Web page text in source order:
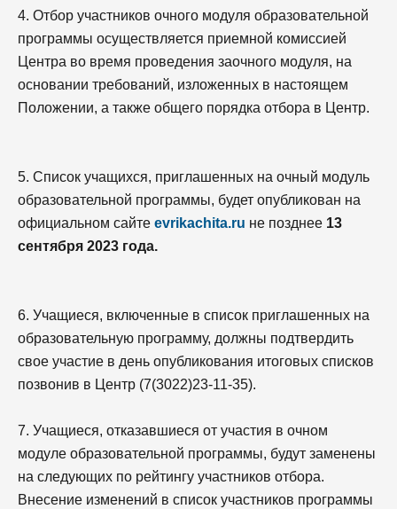
4. Отбор участников очного модуля образовательной
программы осуществляется приемной комиссией
Центра во время проведения заочного модуля, на
основании требований, изложенных в настоящем
Положении, а также общего порядка отбора в Центр.
5. Список учащихся, приглашенных на очный модуль
образовательной программы, будет опубликован на
официальном сайте evrikachita.ru не позднее 13
сентября 2023 года.
6. Учащиеся, включенные в список приглашенных на
образовательную программу, должны подтвердить
свое участие в день опубликования итоговых списков
позвонив в Центр (7(3022)23-11-35).
7. Учащиеся, отказавшиеся от участия в очном
модуле образовательной программы, будут заменены
на следующих по рейтингу участников отбора.
Внесение изменений в список участников программы